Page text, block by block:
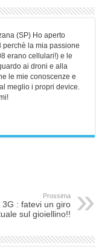
(SP) Ho aperto
la mia passione
erano cellulari!) e le
ai droni e alla
le mie conoscenze e
meglio i propri device.
Prossima
3G : fatevi un giro
sul gioiellino!!